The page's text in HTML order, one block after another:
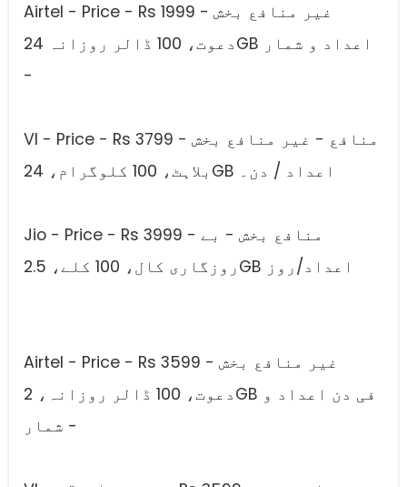
Airtel - Price - Rs 1999 - غیر منافع بخش
دعوت، 100 ڈالر روزانہ 24GB اعداد و شمار
-
VI - Price - Rs 3799 - منافع - غیر منافع بخش
بلاہٹ، 100 کلوگرام، 24GB اعداد / دن۔
Jio - Price - Rs 3999 - منافع بخش - بے
روزگاری کال، 100 کلے، 2.5GB اعداد/روز
Airtel - Price - Rs 3599 - غیر منافع بخش
دعوت، 100 ڈالر روزانہ، 2GB فی دن اعداد و
شمار -